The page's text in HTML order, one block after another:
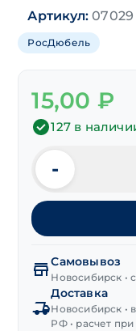
Артикул: 07029
РосДюбель
15,00 ₽
127 в
Количество
товара
Дюбель
кровельный
L160 мм
-
Самовывоз
Новосибирск •
Доставка
Новосибирск •
РФ • расчет